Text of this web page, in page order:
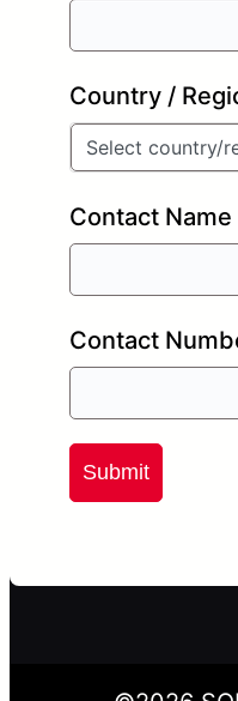
Country /
Select country/
Contact Name
Contact
Submit